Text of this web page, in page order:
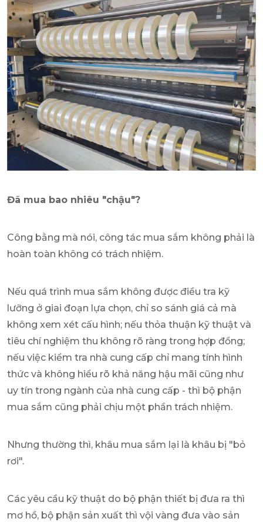
Đã mua bao nhiêu "chậu"?
Công bằng mà nói, công tác mua sắm không phải là
hoàn toàn không có trách nhiệm.
Nếu quá trình mua sắm không được điều tra kỹ
lưỡng ở giai đoạn lựa chọn, chỉ so sánh giá cả mà
không xem xét cấu hình; nếu thỏa thuận kỹ thuật và
tiêu chí nghiệm thu không rõ ràng trong hợp đồng;
nếu việc kiểm tra nhà cung cấp chỉ mang tính hình
thức và không hiểu rõ khả năng hậu mãi cũng như
uy tín trong ngành của nhà cung cấp - thì bộ phận
mua sắm cũng phải chịu một phần trách nhiệm.
Nhưng thường thì, khâu mua sắm lại là khâu bị "bỏ
rơi".
Các yêu cầu kỹ thuật do bộ phận thiết bị đưa ra thì
mơ hồ, bộ phận sản xuất thì vội vàng đưa vào sản